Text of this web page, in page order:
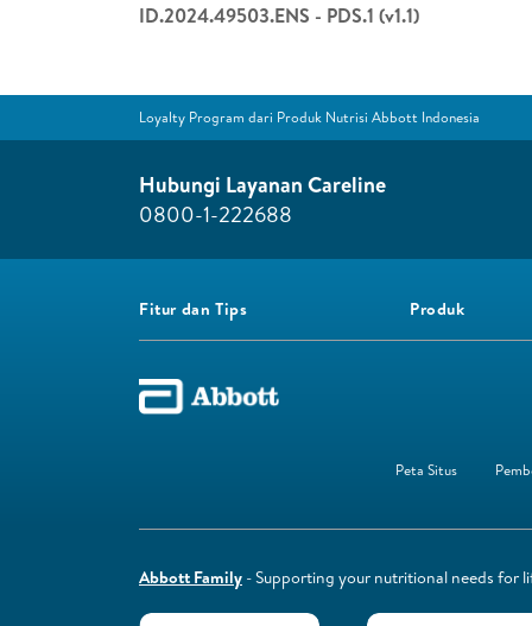
ID.2024.49503.ENS - PDS.1 (v1.1)
Loyalty Program dari Produk Nutrisi Abbott Indonesia
Hubungi Layanan Careline​
0800-1-222688​
Fitur dan Tips Produk
Peta Situs
Abbott Family - Supporting your nutritional needs for